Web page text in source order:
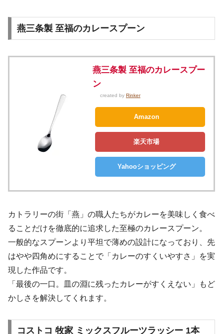
燕三条製 至福のカレースプーン
燕三条製 至福のカレースプー
ン
created by Rinker
Amazon
楽天市場
Yahooショッピング
カトラリーの街「燕」の職人たちがカレーを美味しく食べ
ることだけを徹底的に追求した至極のカレースプーン。
一般的なスプーンより平坦で薄めの設計になっており、先
はやや四角めにすることで「カレーのすくいやすさ」を実
現した作品です。
「最後の一口。皿の淵に残ったカレーがすくえない」もど
かしさを解決してくれます。
コストコ 牧家 ミックスフルーツラッシー 1本